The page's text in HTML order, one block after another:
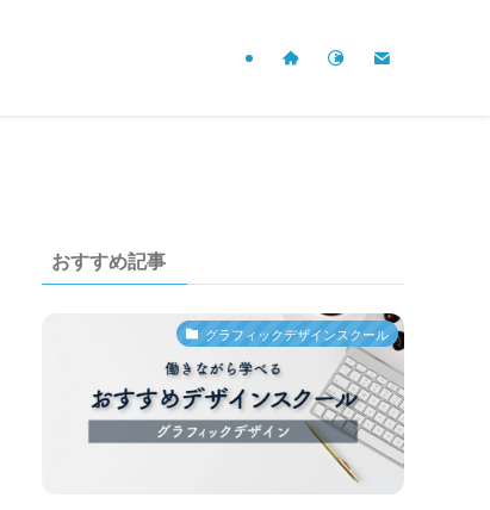
おすすめ記事
グラフィックデザインスクール